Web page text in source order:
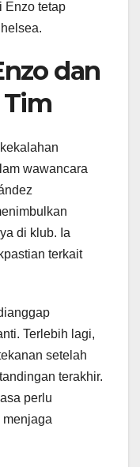
Enzo tetap
dan
Tim
wawancara
di klub. Ia
terkait
Terlebih lagi,
setelah
terakhir.
perlu
menjaga